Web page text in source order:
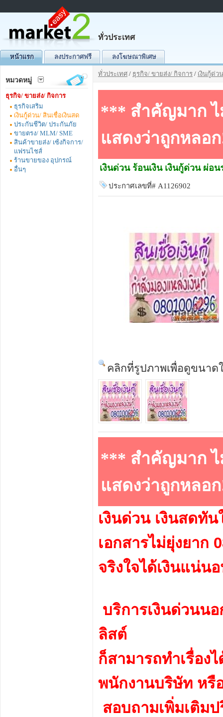
ทั่วประเทศ
หน้าแรก ลงประกาศฟรี ลงโฆษณาพิเศษ
หมวดหมู่
ธุรกิจ/ ขายส่ง/ กิจการ
ธุรกิจเสริม
เงินกู้ด่วน/ สินเชื่อเงินสด
ประกันชีวิต/ ประกันภัย
ขายตรง/ MLM/ SME
สินค้าขายส่ง/ เซ้งกิจการ/
แฟรนไชส์
ร้านขายของ อุปกรณ์
อื่นๆ
ทั่วประเทศ / ธุรกิจ/ ขายส่ง/ กิจการ / เงินกู้ด่ว
*** สำคัญมาก ไ
แสดงว่าถูกหลอ
เงินด่วน ร้อนเงิน เงินกู้ด่วน ผ่อ
ประกาศเลขที่# A1126902
คลิกที่รูปภาพเพื่อดูขนาด
*** สำคัญมาก ไ
แสดงว่าถูกหลอ
เงินด่วน เงินสดทั
เอกสารไม่ยุ่งยาก
จริงใจได้เงินแน่น
บริการเงินด่วนน
ลิสต์
ก็สามารถทำเรื่อง
พนักงานบริษัท หรื
สอบถามเพิ่มเติม